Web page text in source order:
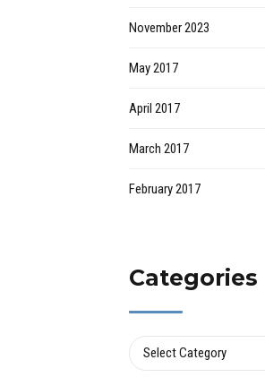
November 2023
May 2017
April 2017
March 2017
February 2017
Categories
Select Category